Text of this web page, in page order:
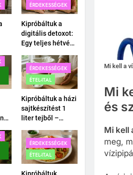
ÉRDEKESSÉGEK
Kipróbáltuk a
digitális detoxot:
Egy teljes hétvége
nélkül a
családdal.
ÉRDEKESSÉGEK
ÉTEL-ITAL
Kipróbáltuk a házi
sajtkészítést 1
liter tejből –
macerát?
ÉRDEKESSÉGEK
ÉTEL-ITAL
Mi kell a
Mi
és
Mi kell
meg,